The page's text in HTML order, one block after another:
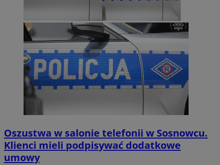
Oszustwa w salonie telefonii w Sosnowcu.
Klienci mieli podpisywać dodatkowe
umowy